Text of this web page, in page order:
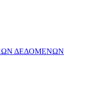
ΔΕΔΟΜΕΝΩΝ